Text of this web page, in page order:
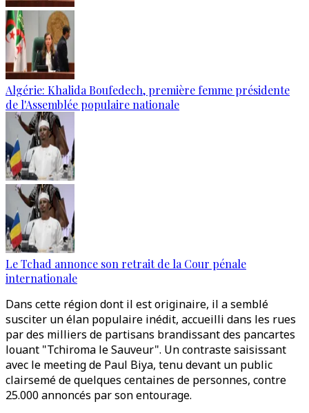
Algérie: Khalida Boufedech, première femme présidente
de l'Assemblée populaire nationale
Le Tchad annonce son retrait de la Cour pénale
internationale
Dans cette région dont il est originaire, il a semblé
susciter un élan populaire inédit, accueilli dans les rues
par des milliers de partisans brandissant des pancartes
louant "Tchiroma le Sauveur". Un contraste saisissant
avec le meeting de Paul Biya, tenu devant un public
clairsemé de quelques centaines de personnes, contre
25.000 annoncés par son entourage.